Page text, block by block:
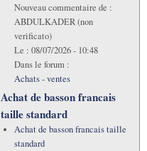
Nouveau commentaire de :
ABDULKADER (non
verificato)
Le : 08/07/2026 - 10:48
Dans le forum :
Achats - ventes
Achat de basson francais
taille standard
Achat de basson francais taille
standard